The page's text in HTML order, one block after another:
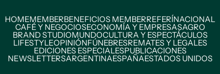
HOMEMEMBERBENEFICIOS MEMBERREFERÍNACIONAL
CAFÉ Y NEGOCIOSECONOMÍA Y EMPRESASAGRO
BRAND STUDIOMUNDOCULTURA Y ESPECTÁCULOS
LIFESTYLEOPINIÓNFÚNEBRESREMATES Y LEGALES
EDICIONES ESPECIALESPUBLICACIONES
NEWSLETTERSARGENTINAESPAÑAESTADOS UNIDOS